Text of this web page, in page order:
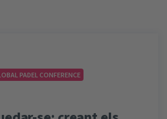
PADEL CONFERENCE